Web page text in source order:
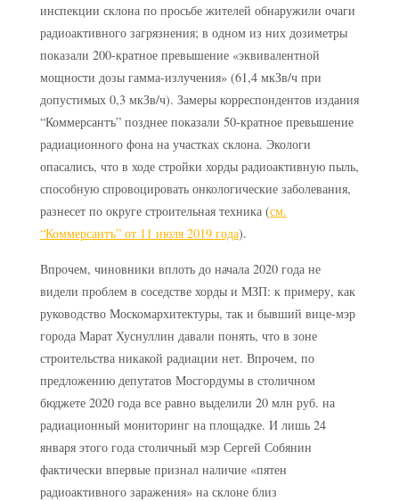
инспекции склона по просьбе жителей обнаружили очаги
радиоактивного загрязнения; в одном из них дозиметры
показали 200-кратное превышение «эквивалентной
мощности дозы гамма-излучения» (61,4 мкЗв/ч при
допустимых 0,3 мкЗв/ч). Замеры корреспондентов издания
“Коммерсантъ” позднее показали 50-кратное превышение
радиационного фона на участках склона. Экологи
опасались, что в ходе стройки хорды радиоактивную пыль,
способную спровоцировать онкологические заболевания,
разнесет по округе строительная техника (см.
“Коммерсантъ” от 11 июля 2019 года).
Впрочем, чиновники вплоть до начала 2020 года не
видели проблем в соседстве хорды и МЗП: к примеру, как
руководство Москомархитектуры, так и бывший вице-мэр
города Марат Хуснуллин давали понять, что в зоне
строительства никакой радиации нет. Впрочем, по
предложению депутатов Мосгордумы в столичном
бюджете 2020 года все равно выделили 20 млн руб. на
радиационный мониторинг на площадке. И лишь 24
января этого года столичный мэр Сергей Собянин
фактически впервые признал наличие «пятен
радиоактивного заражения» на склоне близ